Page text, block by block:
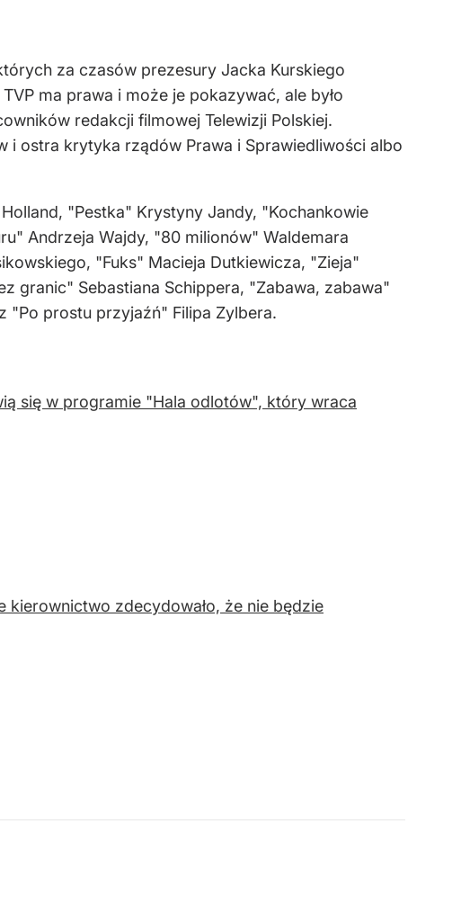
za czasów prezesury Jacka Kurskiego
ma prawa i może je pokazywać, ale było
redakcji filmowej Telewizji Polskiej.
i ostra krytyka rządów Prawa i Sprawiedliwości albo
"Pestka" Krystyny Jandy, "Kochankowie
Andrzeja Wajdy, "80 milionów" Waldemara
"Fuks" Macieja Dutkiewicza, "Zieja"
granic" Sebastiana Schippera, "Zabawa, zabawa"
"Po prostu przyjaźń" Filipa Zylbera.
się w programie "Hala odlotów", który wraca
kierownictwo zdecydowało, że nie będzie